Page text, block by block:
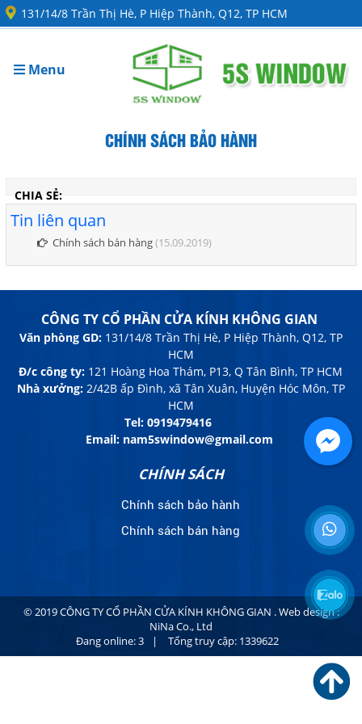
131/14/8 Trần Thị Hè, P Hiệp Thành, Q12, TP HCM
Menu
CHÍNH SÁCH BẢO HÀNH
CHIA SẺ:
Tin liên quan
Chính sách bán hàng(15.09.2019)
CÔNG TY CỔ PHẦN CỬA KÍNH KHÔNG GIAN
Văn phòng GD:131/14/8 Trần Thị Hè, P Hiệp Thành, Q12, TP
HCM
Đ/c công ty: 121 Hoàng Hoa Thám, P13, Q Tân Bình, TP HCM
Nhà xưởng: 2/42B ấp Đình, xã Tân Xuân, Huyện Hóc Môn, TP
HCM
Tel: 0919479416
Email: nam5swindow@gmail.com
CHÍNH SÁCH
Chính sách bảo hành
Chính sách bán hàng
© 2019 CÔNG TY CỔ PHẦN CỬA KÍNH KHÔNG GIAN . Web design :
NiNa Co., Ltd
Đang online:3 | Tổng truy cập: 1339622